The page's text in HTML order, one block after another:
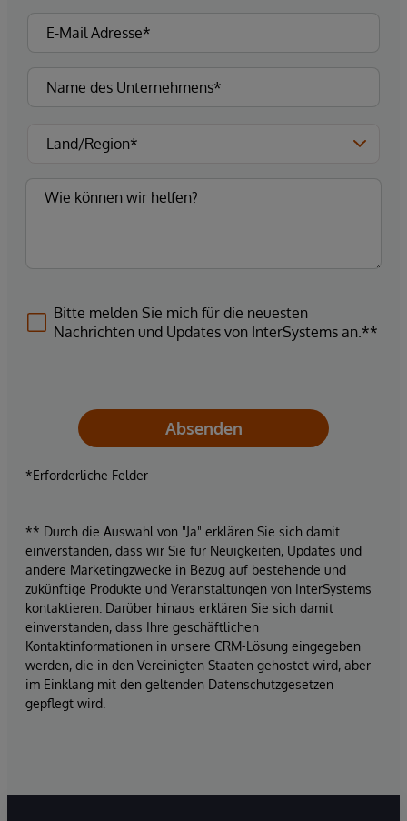
Bitte melden Sie mich für die neuesten
Nachrichten und Updates von InterSystems an.**
Absenden
*Erforderliche Felder
** Durch die Auswahl von "Ja" erklären Sie sich damit
einverstanden, dass wir Sie für Neuigkeiten, Updates und
andere Marketingzwecke in Bezug auf bestehende und
zukünftige Produkte und Veranstaltungen von InterSystems
kontaktieren. Darüber hinaus erklären Sie sich damit
einverstanden, dass Ihre geschäftlichen
Kontaktinformationen in unsere CRM-Lösung eingegeben
werden, die in den Vereinigten Staaten gehostet wird, aber
im Einklang mit den geltenden Datenschutzgesetzen
gepflegt wird.